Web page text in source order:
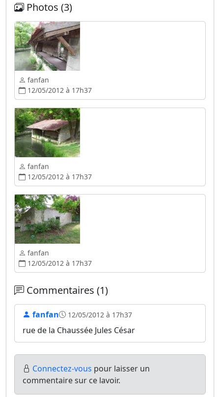
Photos (3)
fanfan
12/05/2012 à 17h37
fanfan
12/05/2012 à 17h37
fanfan
12/05/2012 à 17h37
Commentaires (1)
fanfan 12/05/2012 à 17h37
rue de la Chaussée Jules César
Connectez-vous pour laisser un
commentaire sur ce lavoir.